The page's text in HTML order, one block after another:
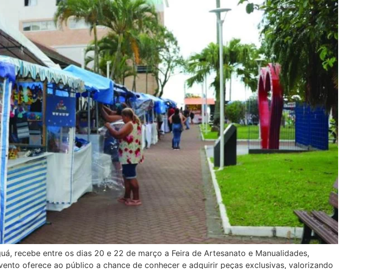
recebe entre os dias 20 e 22 de março a Feira de Artesanato e Manualidades,
oferece ao público a chance de conhecer e adquirir peças exclusivas, valorizando